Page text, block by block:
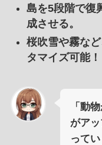
島を5段階で復
成させる。
桜吹雪や霧な
タマイズ可能！
「動
がア
って